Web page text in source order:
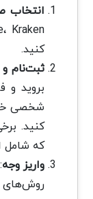
انتخاب
کنید.
ثبت‌نام
بروید و
شخصی
کنید.
که شامل
واریز وجه
روش‌های